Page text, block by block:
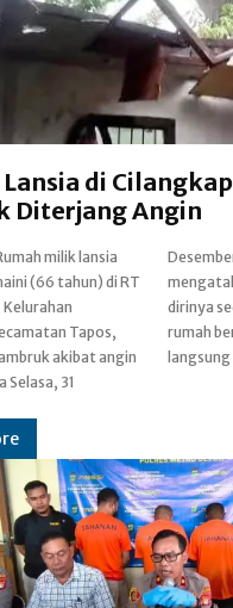
di
Diterjang Angin
milik lansia
(66 tahun) di RT
Tapos,
akibat angin
Selasa, 31
Rohaini
saat kejadian
di dalam
cucunya. Ia